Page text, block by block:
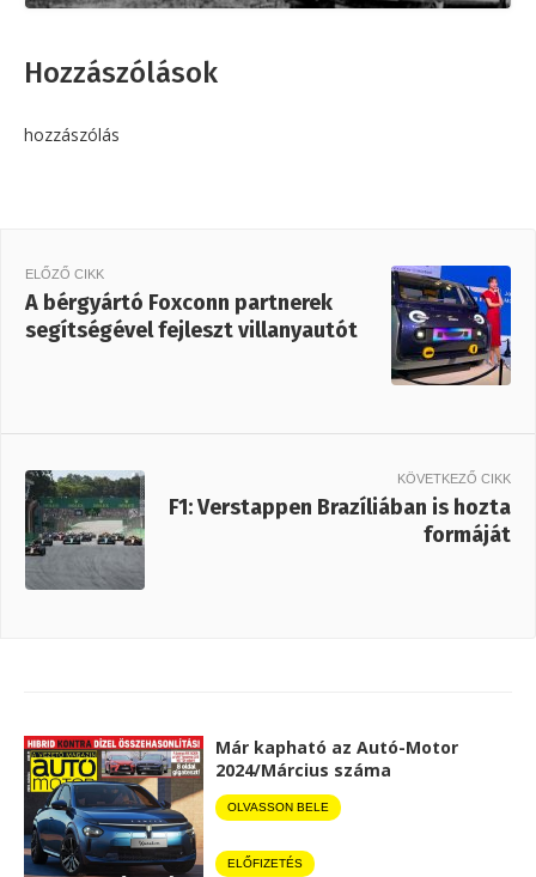
Hozzászólások
hozzászólás
ELŐZŐ CIKK
A bérgyártó Foxconn partnerek
segítségével fejleszt villanyautót
KÖVETKEZŐ CIKK
F1: Verstappen Brazíliában is hozta
formáját
Már kapható az Autó-Motor
2024/Március száma
OLVASSON BELE
ELŐFIZETÉS